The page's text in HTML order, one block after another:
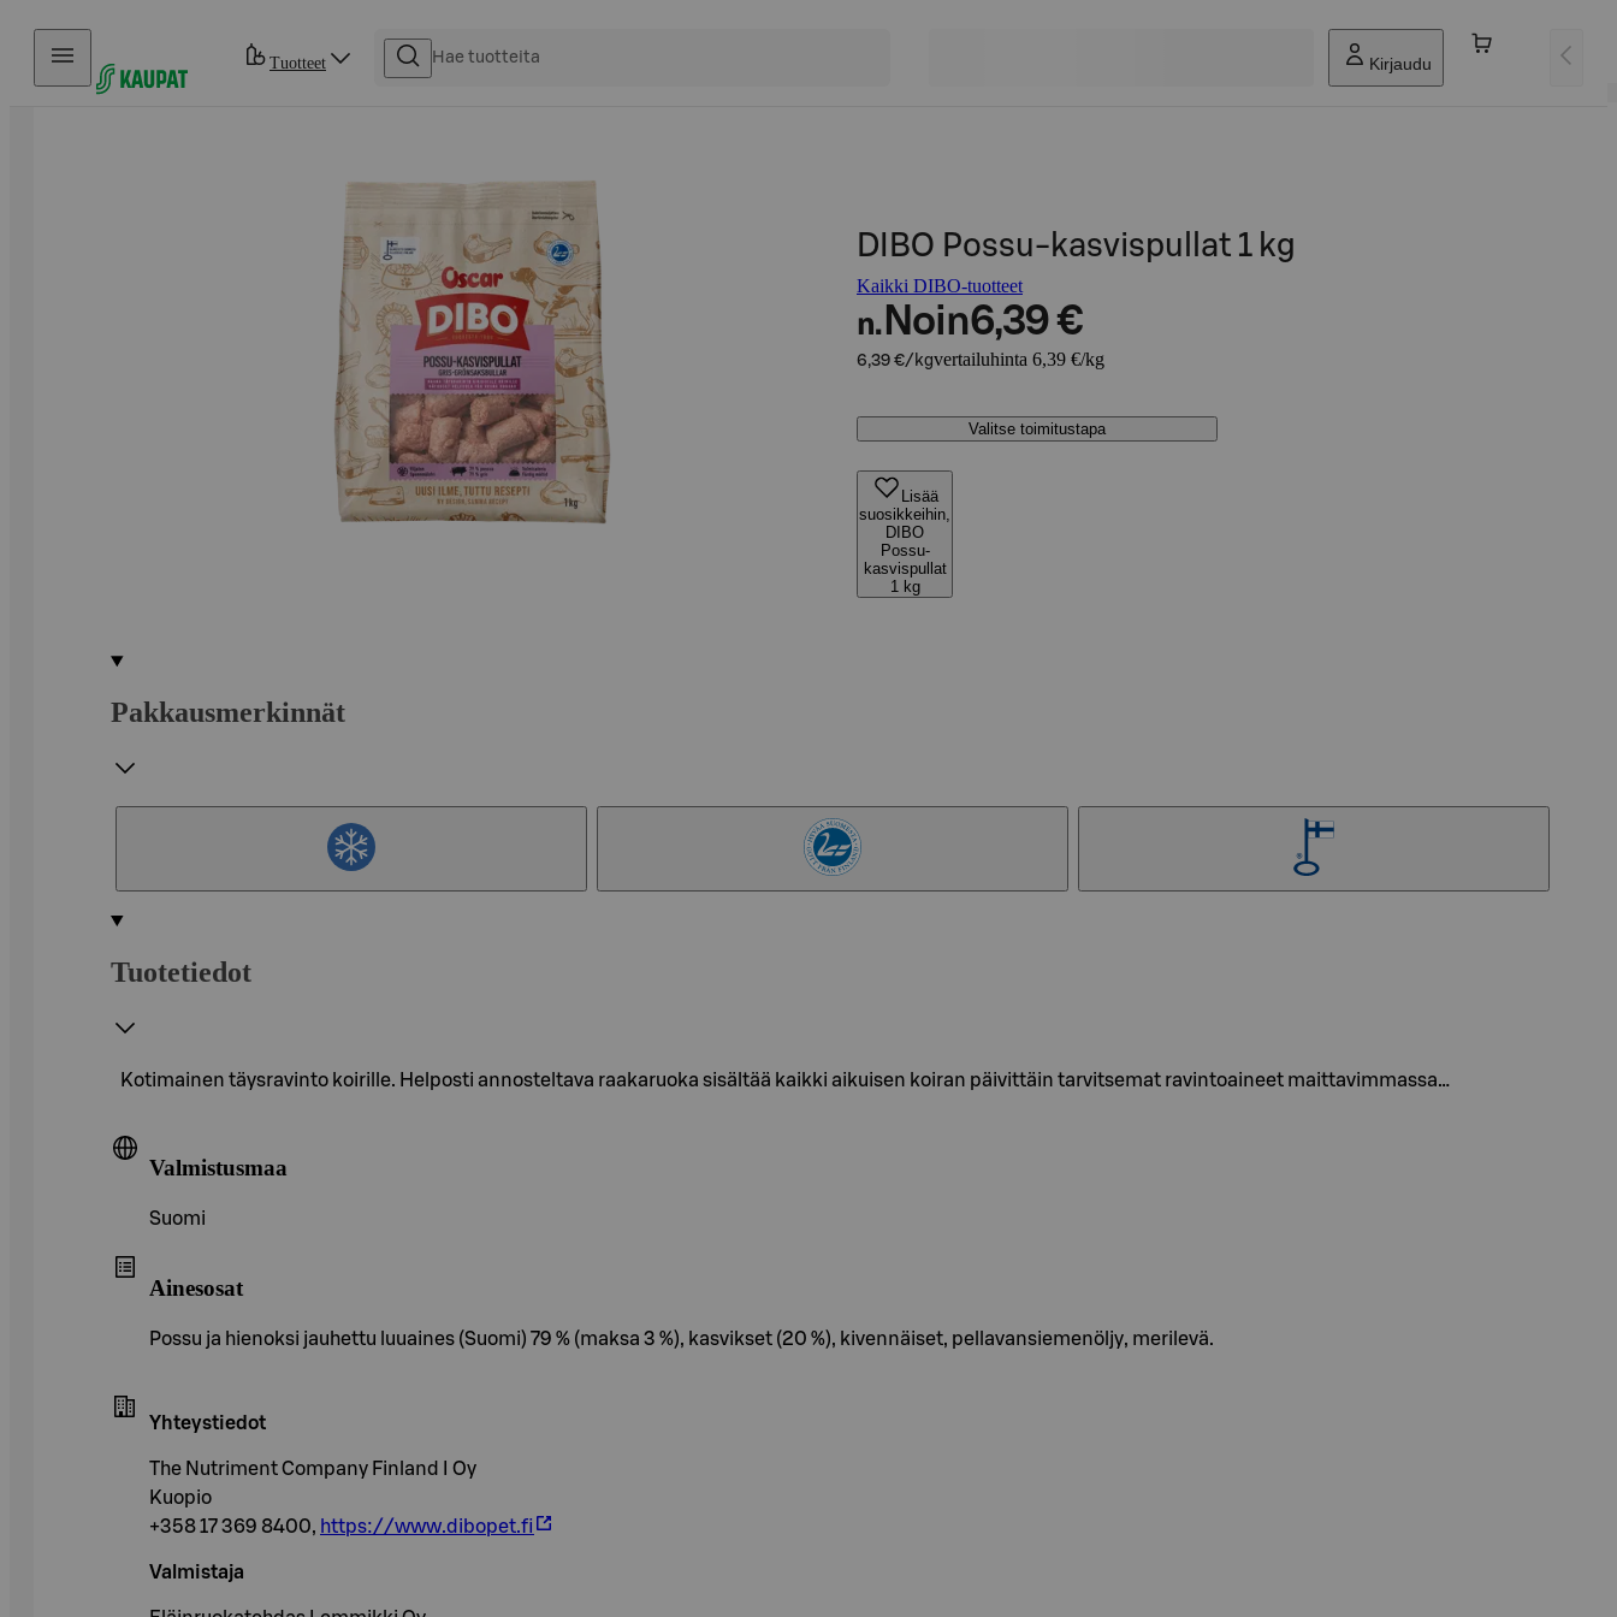
Hyppää sisältöön
Tuotteet Kirjaudu
DIBO Possu-kasvispullat 1 kg
Kaikki DIBO-tuotteet
n. Noin6,39 €
6,39 €/kgvertailuhinta 6,39 €/kg
Valitse toimitustapa
Lisää
suosikkeihin,
DIBO
Possu-
kasvispullat
1 kg
Pakkausmerkinnät
Tuotetiedot
Kotimainen täysravinto koirille. Helposti annosteltava raakaruoka sisältää kaikki aikuisen koiran päivittäin tarvitsemat ravintoaineet maittavimmassa…
Valmistusmaa
Suomi
Ainesosat
Possu ja hienoksi jauhettu luuaines (Suomi) 79 % (maksa 3 %), kasvikset (20 %), kivennäiset, pellavansiemenöljy, merilevä.
Yhteystiedot
The Nutriment Company Finland I Oy
Kuopio
+358 17 369 8400, https://www.dibopet.fi
Valmistaja